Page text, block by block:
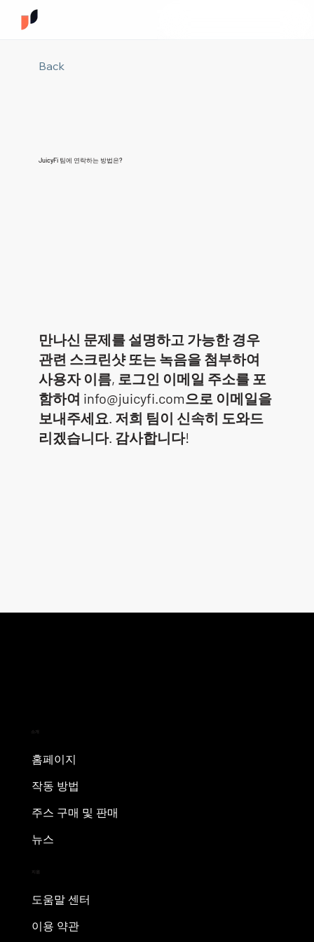
JuicyFi 팀에 연락하는 방법은?
Back
만나신 문제를 설명하고 가능한 경우
관련 스크린샷 또는 녹음을 첨부하여
사용자 이름, 로그인 이메일 주소를 포
함하여 info@juicyfi.com으로 이메일을
보내주세요. 저희 팀이 신속히 도와드
리겠습니다. 감사합니다!
지원
도움말 센터
이용 약관
소개
홈페이지
작동 방법
주스 구매 및 판매
뉴스